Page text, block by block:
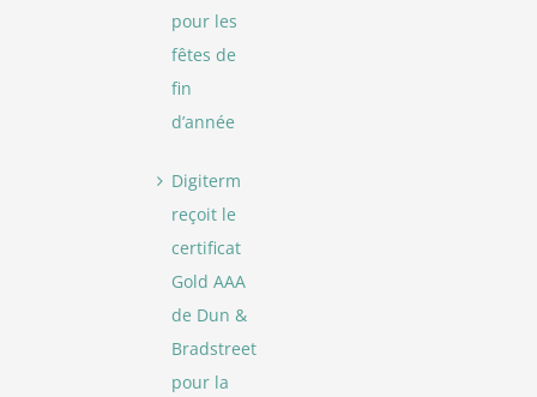
pour les
fêtes de
fin
d’année
Digiterm
reçoit le
certificat
Gold AAA
de Dun &
Bradstreet
pour la